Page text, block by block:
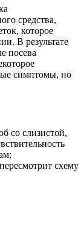
средства,
которое
В результате
посева
симптомы, но
со слизистой,
схему